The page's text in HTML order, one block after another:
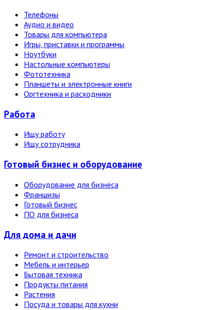
Телефоны
Аудио и видео
Товары для компьютера
Игры, приставки и программы
Ноутбуки
Настольные компьютеры
Фототехника
Планшеты и электронные книги
Оргтехника и расходники
Работа
Ищу работу
Ищу сотрудника
Готовый бизнес и оборудование
Оборудование для бизнеса
Франшизы
Готовый бизнес
ПО для бизнеса
Для дома и дачи
Ремонт и строительство
Мебель и интерьер
Бытовая техника
Продукты питания
Растения
Посуда и товары для кухни